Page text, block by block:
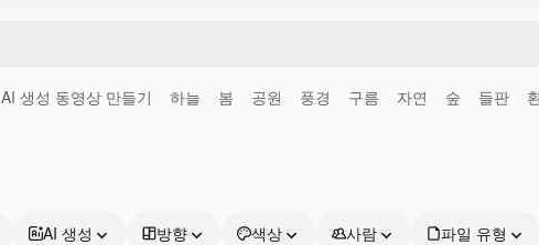
AI 생성 동영상 만들기 하늘 봄 공원 풍경 구름 자연 숲 들판
AI 생성 방향 색상 사람 파일 유형